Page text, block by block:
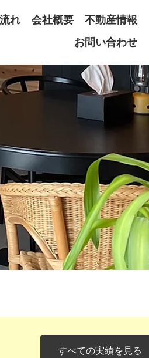
れ 会社概要
不動産情報
お問い合わせ
すべての実績を見る